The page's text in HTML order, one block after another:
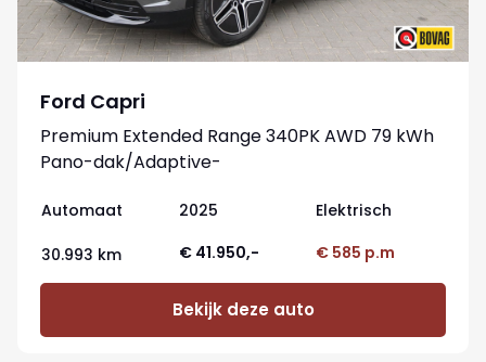
Ford Capri
Premium Extended Range 340PK AWD 79 kWh
Pano-dak/Adaptive-
Automaat 2025 Elektrisch
30.993 km € 41.950,- € 585 p.m
Bekijk deze auto